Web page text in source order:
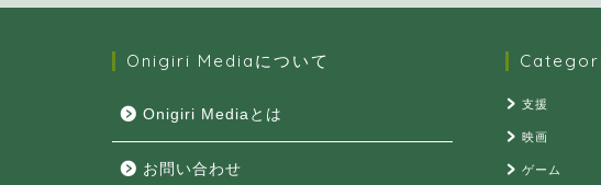
Onigiri Mediaについて
Onigiri Mediaとは
お問い合わせ
支援
映画
ゲーム